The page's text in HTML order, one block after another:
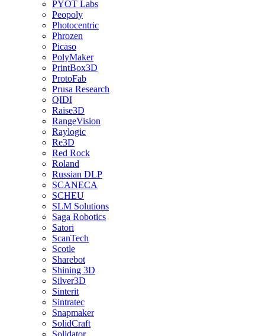
PYOT Labs
Peopoly
Photocentric
Phrozen
Picaso
PolyMaker
PrintBox3D
ProtoFab
Prusa Research
QIDI
Raise3D
RangeVision
Raylogic
Re3D
Red Rock
Roland
Russian DLP
SCANECA
SCHEU
SLM Solutions
Saga Robotics
Satori
ScanTech
Scotle
Sharebot
Shining 3D
Silver3D
Sinterit
Sintratec
Snapmaker
SolidCraft
Solidator